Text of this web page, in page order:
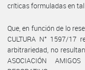
críticas formuladas en
Que, en función de lo
CULTURA N° 1597/17
arbitrariedad, no
ASOCIACIÓN